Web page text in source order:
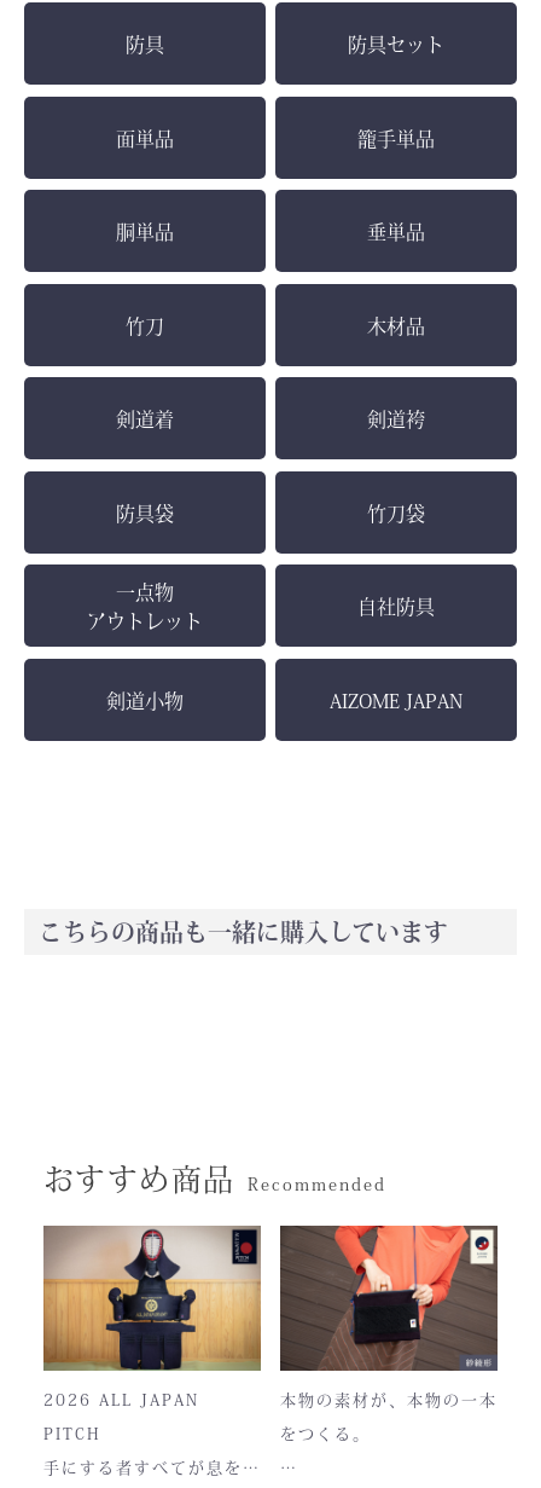
お買い物を続ける カートへ進む
防具 防具セット
面単品 籠手単品
胴単品 垂単品
竹刀 木材品
剣道着 剣道袴
防具袋 竹刀袋
一点物
アウトレット
自社防具
剣道小物 AIZOME JAPAN
こちらの商品も一緒に購入しています
おすすめ商品 Recommended
2026 ALL JAPAN
PITCH
手にする者すべてが息をの
本物の素材が、本物の一本
をつくる。